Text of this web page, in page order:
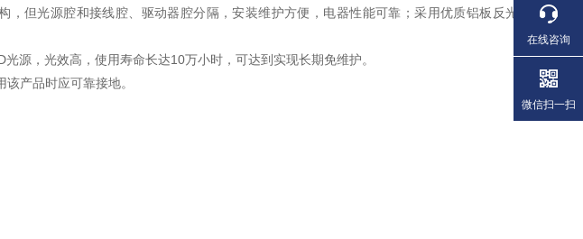
，但光源腔和接线腔、驱动器腔分隔，安装维护方便，电器性能可靠；采用优质铝板反光
源，光效高，使用寿命长达10万小时，可达到实现长期免维护。
产品时应可靠接地。
在线咨询
微信扫一扫